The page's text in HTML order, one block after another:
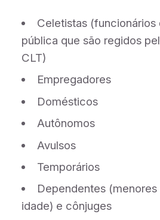
Celetistas (funcionários
pública que são regidos
CLT)
Empregadores
Domésticos
Autônomos
Avulsos
Temporários
Dependentes (menores
idade) e cônjuges